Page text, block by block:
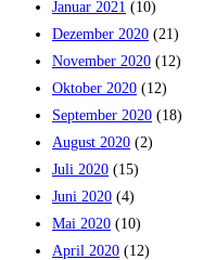
Januar 2021 (10)
Dezember 2020 (21)
November 2020 (12)
Oktober 2020 (12)
September 2020 (18)
August 2020 (2)
Juli 2020 (15)
Juni 2020 (4)
Mai 2020 (10)
April 2020 (12)